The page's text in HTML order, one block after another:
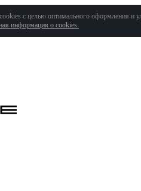
с целью оптимального оформления и
информация о cookies.